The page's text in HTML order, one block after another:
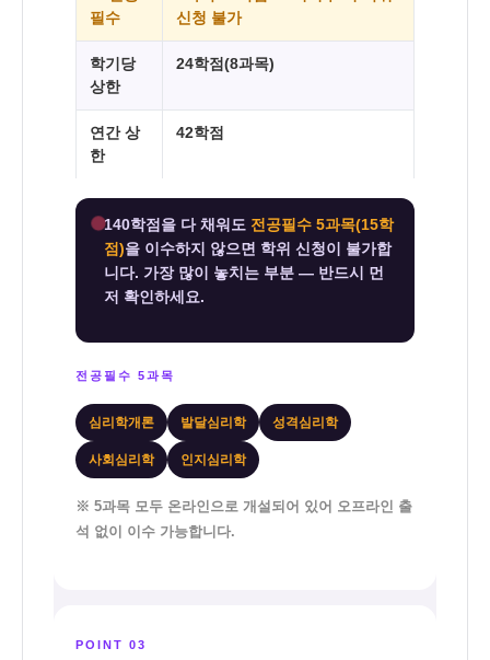
필수
신청 불가
학기당
상한
24학점(8과목)
연간 상
한
42학점
140학점을 다 채워도 전공필수 5과목(15학
점)을 이수하지 않으면 학위 신청이 불가합
니다. 가장 많이 놓치는 부분 — 반드시 먼
저 확인하세요.
전공필수 5과목
심리학개론 발달심리학 성격심리학
사회심리학 인지심리학
※ 5과목 모두 온라인으로 개설되어 있어 오프라인 출
석 없이 이수 가능합니다.
POINT 03